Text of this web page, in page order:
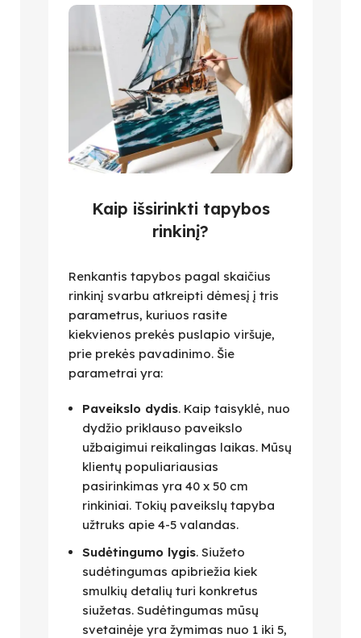
Kaip išsirinkti tapybos
rinkinį?
Renkantis tapybos pagal skaičius
rinkinį svarbu atkreipti dėmesį į tris
parametrus, kuriuos rasite
kiekvienos prekės puslapio viršuje,
prie prekės pavadinimo. Šie
parametrai yra:
Paveikslo dydis. Kaip taisyklė, nuo
dydžio priklauso paveikslo
užbaigimui reikalingas laikas. Mūsų
klientų populiariausias
pasirinkimas yra 40 x 50 cm
rinkiniai. Tokių paveikslų tapyba
užtruks apie 4-5 valandas.
Sudėtingumo lygis. Siužeto
sudėtingumas apibriežia kiek
smulkių detalių turi konkretus
siužetas. Sudėtingumas mūsų
svetainėje yra žymimas nuo 1 iki 5,